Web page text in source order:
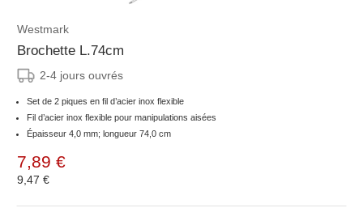
Westmark
Brochette L.74cm
2-4 jours ouvrés
Set de 2 piques en fil d’acier inox flexible
Fil d’acier inox flexible pour manipulations aisées
Épaisseur 4,0 mm; longueur 74,0 cm
7,89 €
9,47 €